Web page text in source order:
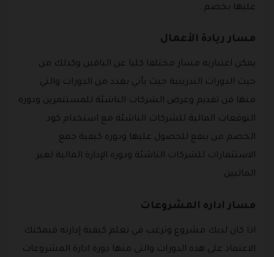
عليها بخصم .
مسار ريادة الأعمال
يمكن اعتباريه مسار مختلفا كليا عن الباقين وكذلك من
حيث الدورات التدريبية حيث يأتي بعدد من الدورات والتي
منها فن تقديم وعرض الشركات الناشئة للمستثمرين ودوره
التوقعات المالية للشركات الناشئة مع استخدام كود
الخصم من ينفع للحصول عليها ودوره كيفية جمع
الاستثمارات للشركات الناشئة ودوره الإدارة المالية لغير
الماليين .
مسار اداره المشروعات
اذا كان لديك مشروع وترغب في تعلم كيفية إدارته فيمكنك
الاعتماد على هذه الدورات والتي منها دورة ادارة المشروعات